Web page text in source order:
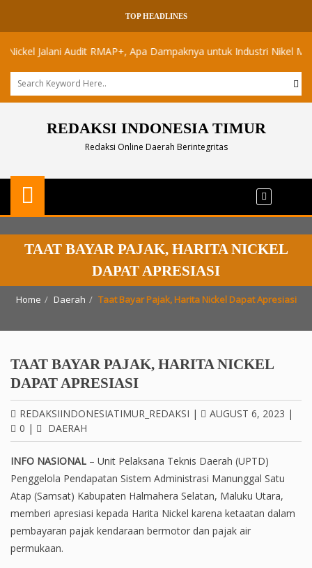
TOP HEADLINES
Audit RMAP+, Apa Dampaknya untuk Industri Nikel Maluku
REDAKSI INDONESIA TIMUR
Redaksi Online Daerah Berintegritas
TAAT BAYAR PAJAK, HARITA NICKEL
DAPAT APRESIASI
Home Daerah Taat Bayar Pajak, Harita Nickel Dapat Apresiasi
TAAT BAYAR PAJAK, HARITA NICKEL
DAPAT APRESIASI
REDAKSIINDONESIATIMUR_REDAKSI | AUGUST 6, 2023 |
0 | DAERAH
INFO NASIONAL – Unit Pelaksana Teknis Daerah (UPTD)
Penggelola Pendapatan Sistem Administrasi Manunggal Satu
Atap (Samsat) Kabupaten Halmahera Selatan, Maluku Utara,
memberi apresiasi kepada Harita Nickel karena ketaatan dalam
pembayaran pajak kendaraan bermotor dan pajak air
permukaan.